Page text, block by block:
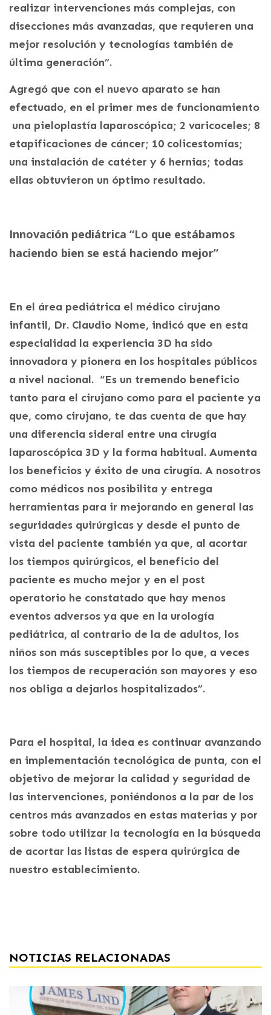
realizar intervenciones más complejas, con
disecciones más avanzadas, que requieren una
mejor resolución y tecnologías también de
última generación”.
Agregó que con el nuevo aparato se han
efectuado, en el primer mes de funcionamiento
una pieloplastía laparoscópica; 2 varicoceles; 8
etapificaciones de cáncer; 10 colicestomías;
una instalación de catéter y 6 hernias; todas
ellas obtuvieron un óptimo resultado.
Innovación pediátrica “Lo que estábamos
haciendo bien se está haciendo mejor”
En el área pediátrica el médico cirujano
infantil, Dr. Claudio Nome, indicó que en esta
especialidad la experiencia 3D ha sido
innovadora y pionera en los hospitales públicos
a nivel nacional. “Es un tremendo beneficio
tanto para el cirujano como para el paciente ya
que, como cirujano, te das cuenta de que hay
una diferencia sideral entre una cirugía
laparoscópica 3D y la forma habitual. Aumenta
los beneficios y éxito de una cirugía. A nosotros
como médicos nos posibilita y entrega
herramientas para ir mejorando en general las
seguridades quirúrgicas y desde el punto de
vista del paciente también ya que, al acortar
los tiempos quirúrgicos, el beneficio del
paciente es mucho mejor y en el post
operatorio he constatado que hay menos
eventos adversos ya que en la urología
pediátrica, al contrario de la de adultos, los
niños son más susceptibles por lo que, a veces
los tiempos de recuperación son mayores y eso
nos obliga a dejarlos hospitalizados”.
Para el hospital, la idea es continuar avanzando
en implementación tecnológica de punta, con el
objetivo de mejorar la calidad y seguridad de
las intervenciones, poniéndonos a la par de los
centros más avanzados en estas materias y por
sobre todo utilizar la tecnología en la búsqueda
de acortar las listas de espera quirúrgica de
nuestro establecimiento.
NOTICIAS RELACIONADAS